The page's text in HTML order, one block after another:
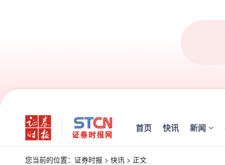
首页 快讯 新闻
您当前的位置： 证券时报 > 快讯 > 正文